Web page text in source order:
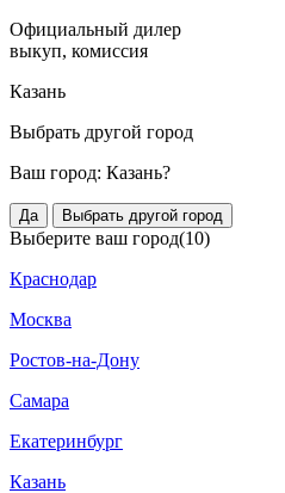
Официальный дилер
выкуп, комиссия
Казань
Выбрать другой город
Ваш город: Казань?
Да Выбрать другой город
Выберите ваш город(10)
Краснодар
Москва
Ростов-на-Дону
Самара
Екатеринбург
Казань